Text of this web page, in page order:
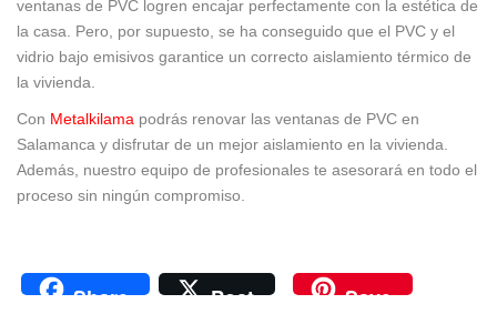
ventanas de PVC logren encajar perfectamente con la estética de
la casa. Pero, por supuesto, se ha conseguido que el PVC y el
vidrio bajo emisivos garantice un correcto aislamiento térmico de
la vivienda.
Con Metalkilama podrás renovar las ventanas de PVC en
Salamanca y disfrutar de un mejor aislamiento en la vivienda.
Además, nuestro equipo de profesionales te asesorará en todo el
proceso sin ningún compromiso.
Share Post Save